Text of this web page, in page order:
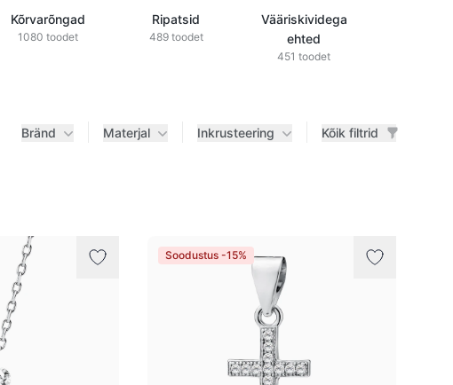
Kõrvarõngad
1080 toodet
Ripatsid
489 toodet
Vääriskividega
ehted
451 toodet
Bränd Materjal Inkrusteering Kõik filtrid
Soodustus -15%